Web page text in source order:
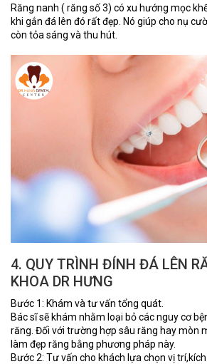
Răng nanh ( răng số 3) có xu hướng mọc
khi gắn đá lên đó rất đẹp. Nó giúp cho nụ
còn tỏa sáng và thu hút.
4. QUY TRÌNH ĐÍNH ĐÁ LÊN
KHOA DR HƯNG
Bước 1: Khám và tư vấn tổng quát.
Bác sĩ sẽ khám nhằm loại bỏ các nguy cơ
răng. Đối với trường hợp sâu răng hay mòn
làm đẹp răng bằng phương pháp này.
Bước 2: Tư vấn cho khách lựa chọn vị